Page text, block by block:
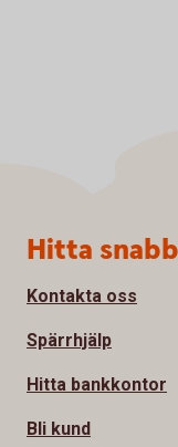
Sidfot
Hitta
Kontakta oss
Spärrhjälp
Hitta bankkontor
Bli kund